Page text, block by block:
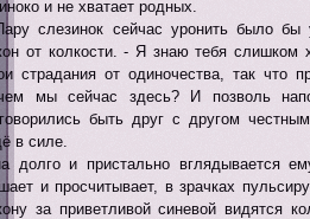
и не хватает родных.
слезинок сейчас уронить было
от колкости. - Я знаю тебя слишком
страдания от одиночества, так что
мы сейчас здесь? И позволь
быть друг с другом
в силе.
долго и пристально вглядывается
и просчитывает, в зрачках
за приветливой синевой видятся